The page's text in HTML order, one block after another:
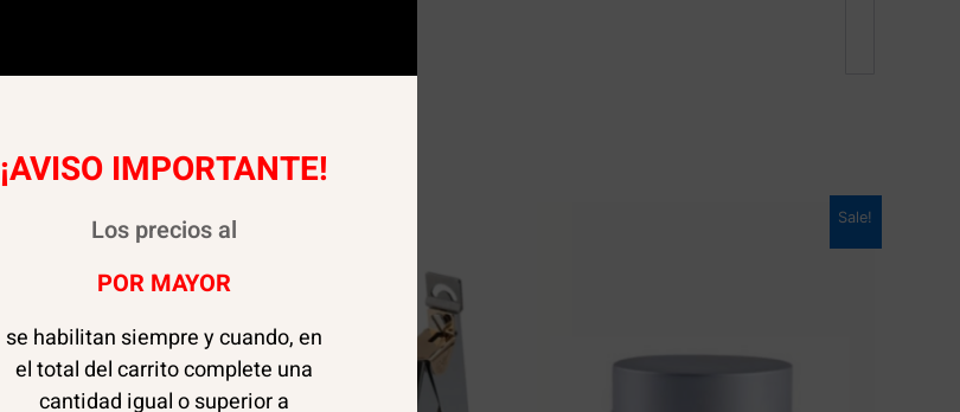
Sale!
¡AVISO IMPORTANTE!
Los precios al
POR MAYOR
se habilitan siempre y cuando, en
el total del carrito complete una
cantidad igual o superior a